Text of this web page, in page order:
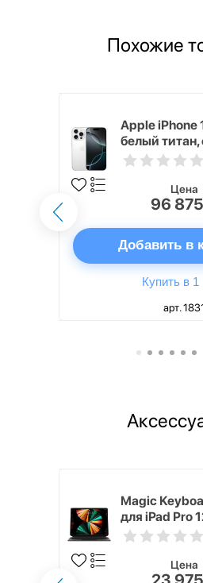
Похожие
Apple iPhone
белый титан,
Цена
96
Добавить в
Купить в 1
арт.
Magic
для iPad Pro
5th
Цена